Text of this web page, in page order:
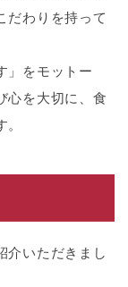
だわりを持って
」をモットー
心を大切に、食
介いただきまし